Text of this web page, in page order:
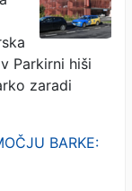
Parkirni hiši
zaradi
BARKE: